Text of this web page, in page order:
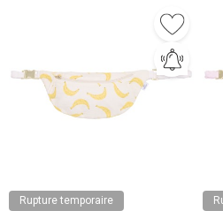
Rupture temporaire